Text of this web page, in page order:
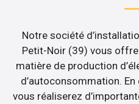
Notre société
Petit-Noir (39) vous
matière de production
d’autoconsommation.
vous réaliserez